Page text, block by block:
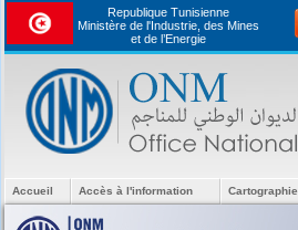
Republique Tunisienne
Ministère de l'Industrie, des Mines
et de l’Energie
Accueil Accès à l'information Cartographie